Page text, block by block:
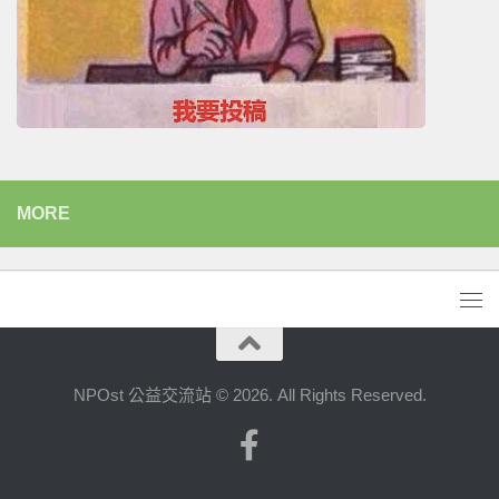
MORE
NPOst 公益交流站 © 2026. All Rights Reserved.